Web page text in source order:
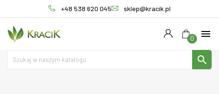
+48 538 620 045 sklep@kracik.pl
0 menu
search